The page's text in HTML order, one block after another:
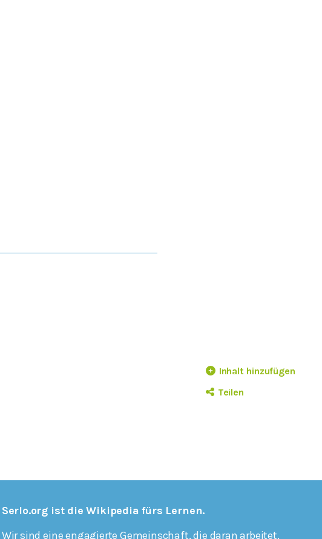
Inhalt hinzufügen
Teilen
Serlo.org ist die Wikipedia fürs Lernen.
Wir sind eine engagierte Gemeinschaft, die daran arbeitet,